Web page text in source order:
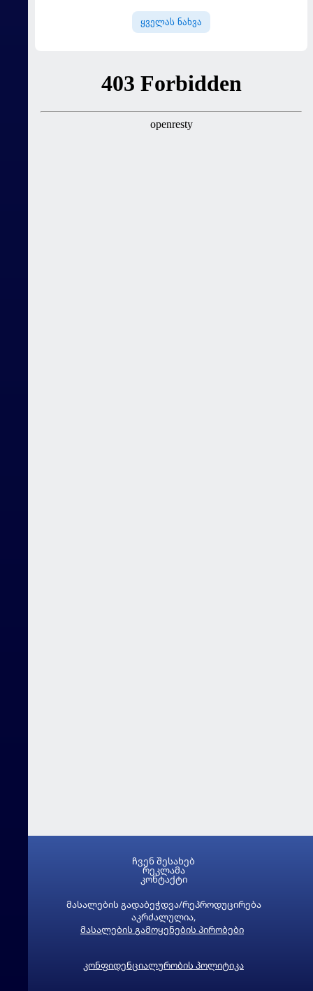
ყველას ნახვა
მასალების გადაბეჭდვა/რეპროდუცირება
აკრძალულია,
მასალების გამოყენების პირობები
კონფიდენციალურობის პოლიტიკა
ჩვენ შესახებ
რეკლამა
კონტაქტი